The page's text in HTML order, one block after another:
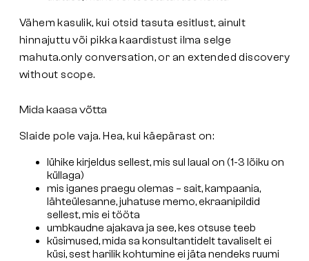
Vähem kasulik, kui otsid tasuta esitlust, ainult
hinnajuttu või pikka kaardistust ilma selge
mahuta.only conversation, or an extended discovery
without scope.
Mida kaasa võtta
Slaide pole vaja. Hea, kui käepärast on:
lühike kirjeldus sellest, mis sul laual on (1-3 lõiku on
küllaga)
mis iganes praegu olemas – sait, kampaania,
lähteülesanne, juhatuse memo, ekraanipildid
sellest, mis ei tööta
umbkaudne ajakava ja see, kes otsuse teeb
küsimused, mida sa konsultantidelt tavaliselt ei
küsi, sest harilik kohtumine ei jäta nendeks ruumi